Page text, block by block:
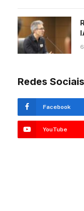
Redes Sociais
Facebook
YouTube